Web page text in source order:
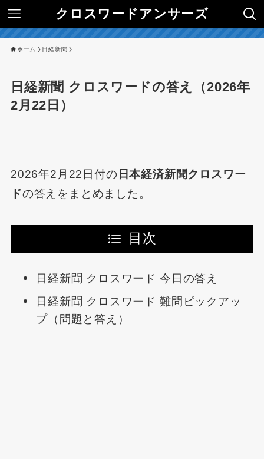
クロスワードアンサーズ
ホーム 日経新聞
日経新聞 クロスワードの答え（2026年
2月22日）
2026年2月22日付の 日本経済新聞クロスワー
ドの答えをまとめました。
目次
日経新聞 クロスワード 今日の答え
日経新聞 クロスワード 難問ピックアッ
プ（問題と答え）